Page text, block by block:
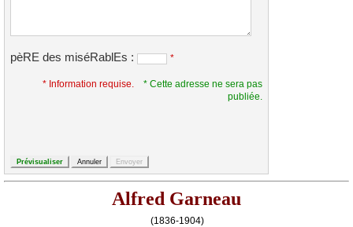
pèRE des miséRablEs : *
* Information requise.
* Cette adresse ne sera pas
publiée.
Alfred Garneau
(1836-1904)